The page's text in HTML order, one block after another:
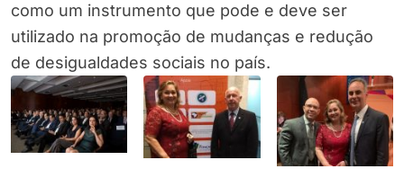
como um instrumento que pode e deve ser
utilizado na promoção de mudanças e redução
de desigualdades sociais no país.